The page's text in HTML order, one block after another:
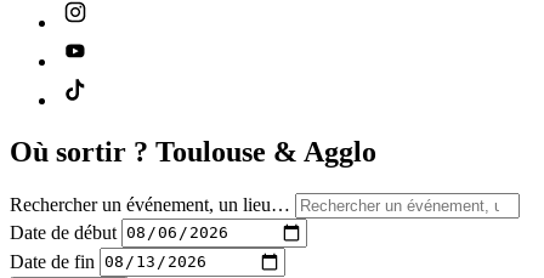
Où sortir ? Toulouse & Agglo
Rechercher un événement, un lieu…
Date de début
Date de fin